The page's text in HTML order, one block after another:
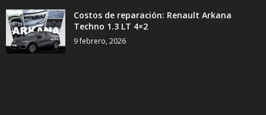
Costos de reparación: Renault Arkana
Techno 1.3 LT 4×2
9 febrero, 2026